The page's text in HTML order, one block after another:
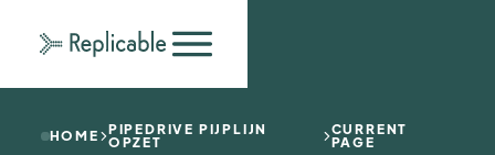
HOME
PIPEDRIVE PIJPLIJN
OPZET
CURRENT
PAGE